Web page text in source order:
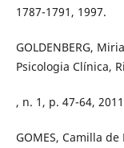
1787-1791, 1997.
GOLDENBERG,
Psicologia Clínica,
, n. 1, p. 47-64,
GOMES, Camilla